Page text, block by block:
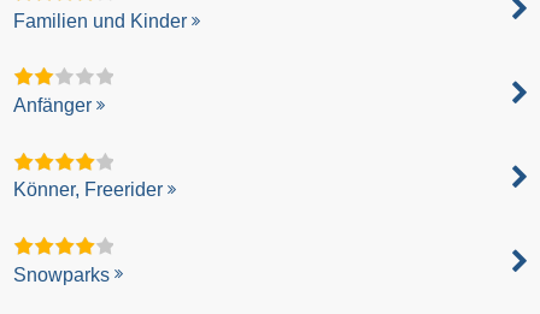
Familien und Kinder
Anfänger
Könner, Freerider
Snowparks